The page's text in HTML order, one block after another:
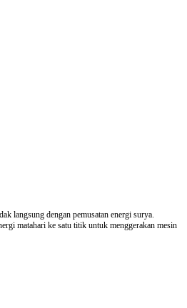
langsung dengan pemusatan energi surya.
matahari ke satu titik untuk menggerakan mesin